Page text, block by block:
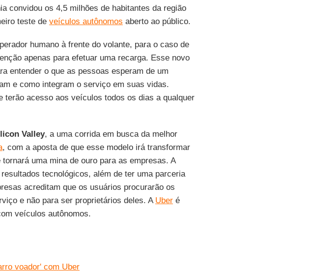
convidou os 4,5 milhões de habitantes da região
teste de veículos autônomos aberto ao público.
humano à frente do volante, para o caso de
apenas para efetuar uma recarga. Esse novo
entender o que as pessoas esperam de um
e como integram o serviço em suas vidas.
terão acesso aos veículos todos os dias a qualquer
Valley, a uma corrida em busca da melhor
, com a aposta de que esse modelo irá transformar
uma mina de ouro para as empresas. A
tecnológicos, além de ter uma parceria
acreditam que os usuários procurarão os
e não para ser proprietários deles. A Uberé
veículos autônomos.
voador' com Uber